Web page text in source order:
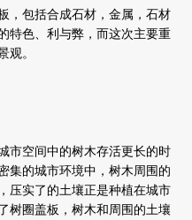
，包括合成石材，金属，石材
特色、利与弊，而这次主要重
观。
市空间中的树木存活更长的时
集的城市环境中，树木周围的
压实了的土壤正是种植在城市
树圈盖板，树木和周围的土壤